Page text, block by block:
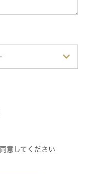
同意してください